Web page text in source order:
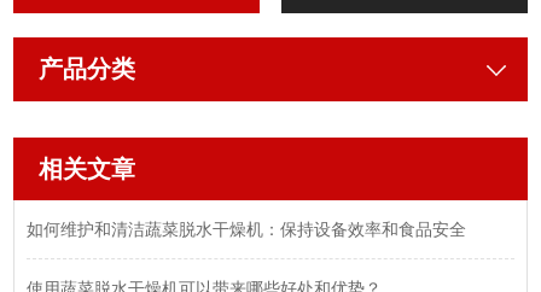
产品分类
相关文章
如何维护和清洁蔬菜脱水干燥机：保持设备效率和食品安全